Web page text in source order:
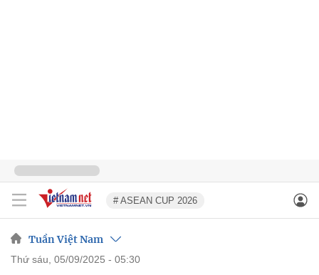
# ASEAN CUP 2026
Tuần Việt Nam
thứ sáu, 05/09/2025 - 05:30